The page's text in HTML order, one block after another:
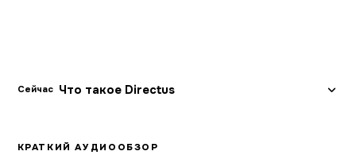
Сейчас Что такое Directus
КРАТКИЙ АУДИООБЗОР